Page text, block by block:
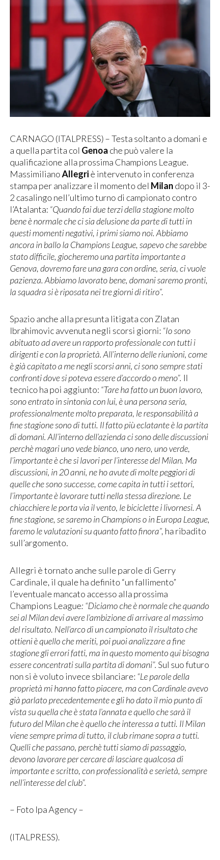
CARNAGO (ITALPRESS) – Testa soltanto a domani e
a quella partita col Genoa che può valere la
qualificazione alla prossima Champions League.
MassimilianoAllegriè intervenuto in conferenza
stampa per analizzare il momento del Milan dopo il 3-
2 casalingo nell’ultimo turno di campionato contro
l’Atalanta: “Quando fai due terzi della stagione molto
bene è normale che ci sia delusione da parte di tutti in
questi momenti negativi, i primi siamo noi. Abbiamo
ancora in ballo la Champions League, sapevo che sarebbe
stato difficile, giocheremo una partita importante a
Genova, dovremo fare una gara con ordine, seria, ci vuole
pazienza. Abbiamo lavorato bene, domani saremo pronti,
la squadra si è riposata nei tre giorni di ritiro”.
Spazio anche alla presunta litigata con Zlatan
Ibrahimovic avvenuta negli scorsi giorni: “Io sono
abituato ad avere un rapporto professionale con tutti i
dirigenti e con la proprietà. All’interno delle riunioni, come
è già capitato a me negli scorsi anni, ci sono sempre stati
confronti dove si poteva essere d’accordo o meno”. Il
tecnico ha poi aggiunto: “Tare ha fatto un buon lavoro,
sono entrato in sintonia con lui, è una persona seria,
professionalmente molto preparata, le responsabilità a
fine stagione sono di tutti. Il fatto più eclatante è la partita
di domani. All’interno dell’azienda ci sono delle discussioni
perchè magari uno vede bianco, uno nero, uno verde,
l’importante è che si lavori per l’interesse del Milan. Ma
discussioni, in 20 anni, ne ho avute di molte peggiori di
quelle che sono successe, come capita in tutti i settori,
l’importante è lavorare tutti nella stessa direzione. Le
chiacchiere le porta via il vento, le biciclette i livornesi. A
fine stagione, se saremo in Champions o in Europa League,
faremo le valutazioni su quanto fatto finora”, ha ribadito
sull’argomento.
Allegri è tornato anche sulle parole di Gerry
Cardinale, il quale ha definito “un fallimento”
l’eventuale mancato accesso alla prossima
Champions League: “Diciamo che è normale che quando
sei al Milan devi avere l’ambizione di arrivare al massimo
del risultato. Nell’arco di un campionato il risultato che
ottieni è quello che meriti, poi puoi analizzare a fine
stagione gli errori fatti, ma in questo momento qui bisogna
essere concentrati sulla partita di domani”. Sul suo futuro
non si è voluto invece sbilanciare: “Le parole della
proprietà mi hanno fatto piacere, ma con Cardinale avevo
già parlato precedentemente e gli ho dato il mio punto di
vista su quella che è stata l’annata e quello che sarà il
futuro del Milan che è quello che interessa a tutti. Il Milan
viene sempre prima di tutto, il club rimane sopra a tutti.
Quelli che passano, perchè tutti siamo di passaggio,
devono lavorare per cercare di lasciare qualcosa di
importante e scritto, con professionalità e serietà, sempre
nell’interesse del club”.
– Foto Ipa Agency –
(ITALPRESS).